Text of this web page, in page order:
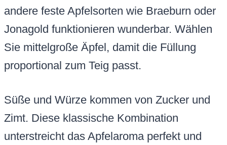
andere feste Apfelsorten wie Braeburn oder
Jonagold funktionieren wunderbar. Wählen
Sie mittelgroße Äpfel, damit die Füllung
proportional zum Teig passt.
Süße und Würze kommen von Zucker und
Zimt. Diese klassische Kombination
unterstreicht das Apfelaroma perfekt und